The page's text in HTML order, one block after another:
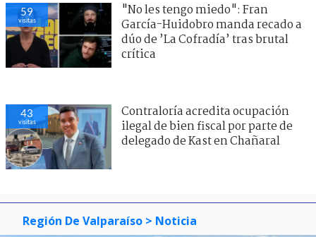
58
visitas
"No les tengo miedo": Fran
García-Huidobro manda recado a
dúo de ’La Cofradía’ tras brutal
crítica
42
visitas
Contraloría acredita ocupación
ilegal de bien fiscal por parte de
delegado de Kast en Chañaral
Región De Valparaíso > Noticia